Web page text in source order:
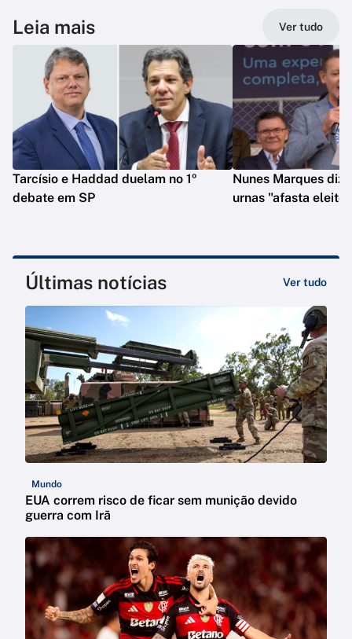
Leia mais Ver tudo
Tarcísio e Haddad duelam no 1º
debate em SP
Nunes Marques diz
urnas "afasta
Últimas notícias Ver tudo
Mundo
EUA correm risco de ficar sem munição devido
guerra com Irã